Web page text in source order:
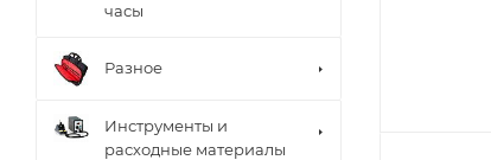
часы
Разное
Инструменты и
расходные материалы